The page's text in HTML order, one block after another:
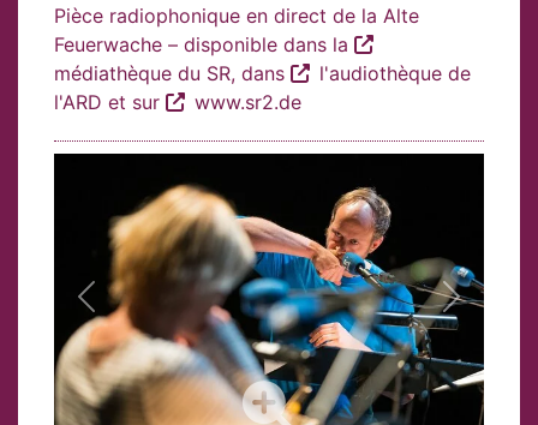
Pièce radiophonique en direct de la Alte
Feuerwache – disponible dans la
médiathèque du SR, dans
l'audiothèque de
l'ARD et sur www.sr2.de
Vorheriges Bild